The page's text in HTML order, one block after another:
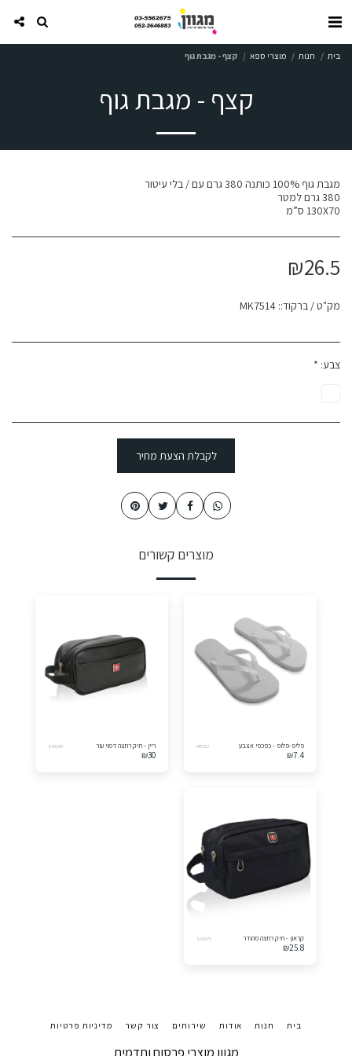
בית חנות מוצרי ספא קצף - מגבת גוף
קצף - מגבת גוף
130X70 ס”מ
₪26.5
מק"ט / ברקוד:: MK7514
צבע: *
לקבלת הצעת מחיר
מוצרים קשורים
פליפ-פלופ - כפכפי אצבע MK712
₪7.4
ריין - תיק רחצה דמוי עור SW290
₪30
קראון - תיק רחצה מהודר SW275
₪25.8
מגוון מוצרי פרסום ותדמית
בית חנות אודות שירותים צור קשר מדיניות פרטיות